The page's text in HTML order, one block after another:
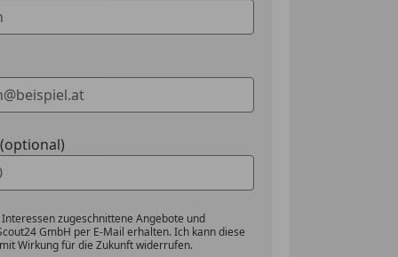
zugeschnittene Angebote und
GmbH per E-Mail erhalten. Ich kann diese
Wirkung für die Zukunft widerrufen.